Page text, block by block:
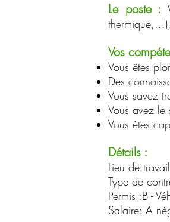
Le poste :
Vos
Vous êtes
Des
Vous savez
Vous avez le
Vous êtes
Détails :
Lieu de
Type de
Permis :B -
Salaire: A